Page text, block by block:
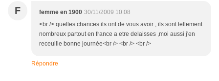
F femme en 1900 30/11/2009 10:08
<br /> quelles chances ils ont de vous avoir , ils sont tellement
nombreux partout en france a etre delaisses ,moi aussi j'en
receuille bonne journée<br /> <br /> <br />
Répondre